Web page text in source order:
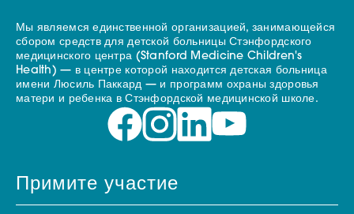
Мы являемся единственной организацией, занимающейся
сбором средств для детской больницы Стэнфордского
медицинского центра (Stanford Medicine Children's
Health) — в центре которой находится детская больница
имени Люсиль Паккард — и программ охраны здоровья
матери и ребенка в Стэнфордской медицинской школе.
Примите участие